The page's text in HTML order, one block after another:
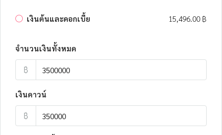
เงินต้นและดอกเบี้ย 15,496.00 ฿
จำนวนเงินทั้งหมด
฿
เงินดาวน์
฿